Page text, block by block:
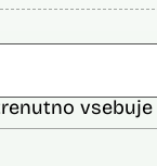
vsebuje